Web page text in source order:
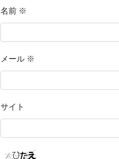
名前 ※
メール ※
サイト